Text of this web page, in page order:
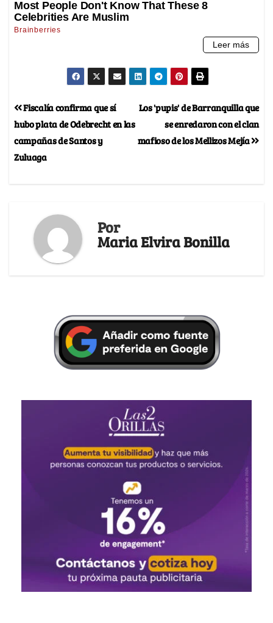
Los 'pupis' de Barranquilla que
se enredaron con el clan
mafioso de los Mellizos Mejía
Fiscalía confirma que sí
hubo plata de Odebrecht en las
campañas de Santos y
Zuluaga
Por
Maria Elvira Bonilla